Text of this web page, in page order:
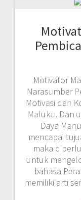
Motivator
Narasumber
Motivasi dan
Maluku. Dan
Daya
mencapai
maka
untuk
bahasa
memiliki arti